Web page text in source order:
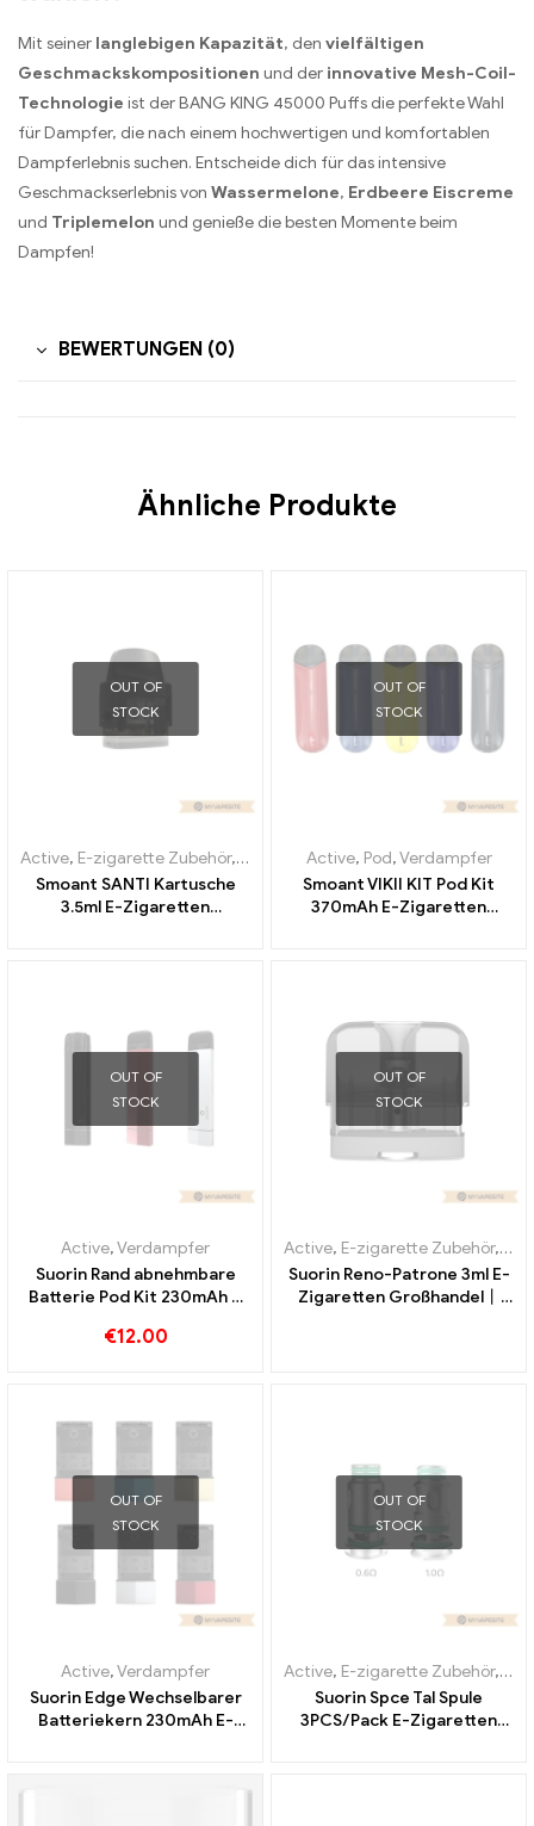
Mit seiner langlebigen Kapazität, den vielfältigen
Geschmackskompositionen und der innovative Mesh-Coil-
Technologie ist der BANG KING 45000 Puffs die perfekte Wahl
für Dampfer, die nach einem hochwertigen und komfortablen
Dampferlebnis suchen. Entscheide dich für das intensive
Geschmackserlebnis von Wassermelone, Erdbeere Eiscreme
und Triplemelon und genieße die besten Momente beim
Dampfen!
BEWERTUNGEN (0)
Ähnliche Produkte
OUT OF
STOCK
Active, E-zigarette Zubehör, Verdampfer
Smoant SANTI Kartusche
3.5ml E-Zigaretten
OUT OF
STOCK
Active, Pod,Verdampfer
Smoant VIKII KIT Pod Kit
370mAh E-Zigaretten
OUT OF
STOCK
Active,Verdampfer
Suorin Rand abnehmbare
Batterie Pod Kit 230mAh &
Großhandel丨Custom
€12.00
OUT OF
STOCK
Active, E-zigarette Zubehör,
Suorin Reno-Patrone 3ml E-
Zigaretten Großhandel丨
OUT OF
STOCK
Active,Verdampfer
Suorin Edge Wechselbarer
Batteriekern 230mAh E-
OUT OF
STOCK
Active, E-zigarette Zubehör,
Suorin Spce Tal Spule
3PCS/Pack E-Zigaretten